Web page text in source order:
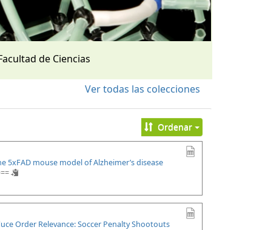
de Ciencias
Ver todas las colecciones
Ordenar
mouse model of Alzheimer’s disease
Order Relevance: Soccer Penalty Shootouts